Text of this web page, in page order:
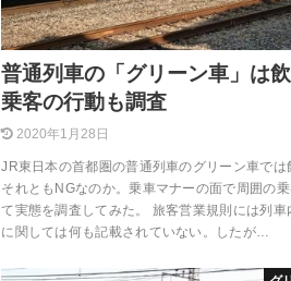
普通列車の「グリーン車」は
乗客の行動も調査
2020年1月28日
JR東日本の首都圏の普通列車のグリーン車では
それともNGなのか。乗車マナーの面で周囲の
て実態を調査してみた。 旅客営業規則には列車
に関しては何も記載されていない。したが…